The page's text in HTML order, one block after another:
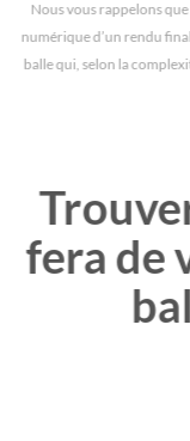
Nous vous rappelons
numérique d’un rendu
balle qui, selon la
fera de